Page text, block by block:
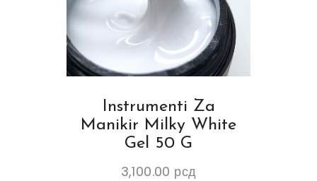
Instrumenti Za
Manikir Milky White
Gel 50 G
3,100.00 рсд